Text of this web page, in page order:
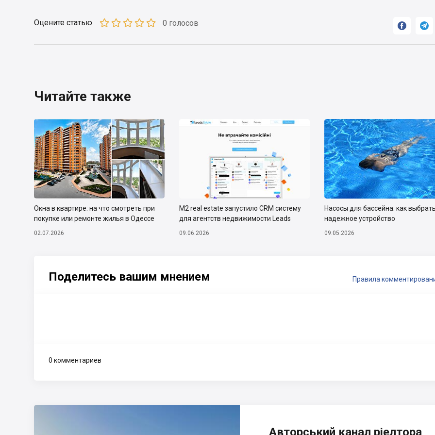
Оцените статью 0 голосов  
Читайте также
Окна в квартире: на что смотреть при
покупке или ремонте жилья в Одессе
02.07.2026
М2 real estate запустило CRM систему
для агентств недвижимости Leads
09.06.2026
Насосы для бассейна: как
надежное устройство
09.05.2026
Поделитесь вашим мнением Правила
0 комментариев
Авторський канал ріелтора